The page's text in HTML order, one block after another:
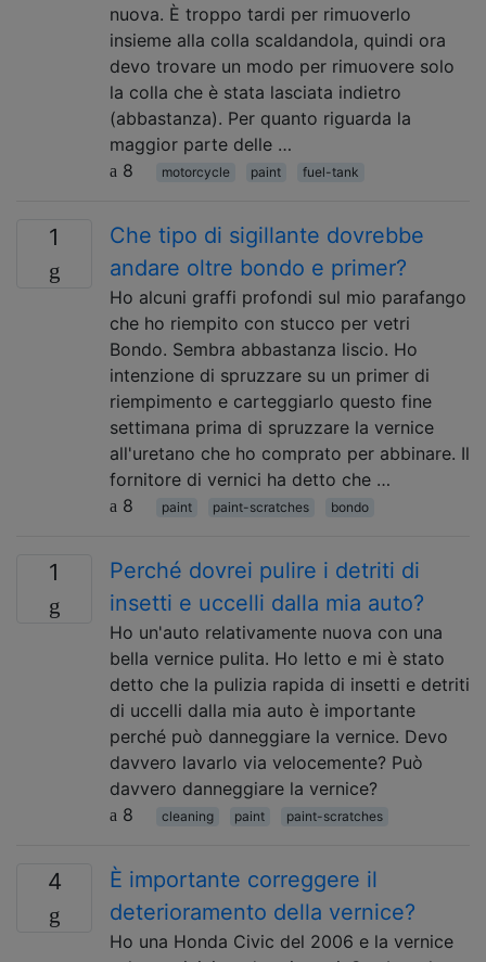
nuova. È troppo tardi per rimuoverlo
insieme alla colla scaldandola, quindi ora
devo trovare un modo per rimuovere solo
la colla che è stata lasciata indietro
(abbastanza). Per quanto riguarda la
maggior parte delle …
8
motorcycle paint fuel-tank
1
Che tipo di sigillante dovrebbe
andare oltre bondo e primer?
Ho alcuni graffi profondi sul mio parafango
che ho riempito con stucco per vetri
Bondo. Sembra abbastanza liscio. Ho
intenzione di spruzzare su un primer di
riempimento e carteggiarlo questo fine
settimana prima di spruzzare la vernice
all'uretano che ho comprato per abbinare. Il
fornitore di vernici ha detto che …
8
paint paint-scratches bondo
1
Perché dovrei pulire i detriti di
insetti e uccelli dalla mia auto?
Ho un'auto relativamente nuova con una
bella vernice pulita. Ho letto e mi è stato
detto che la pulizia rapida di insetti e detriti
di uccelli dalla mia auto è importante
perché può danneggiare la vernice. Devo
davvero lavarlo via velocemente? Può
davvero danneggiare la vernice?
8
cleaning paint paint-scratches
4
È importante correggere il
deterioramento della vernice?
Ho una Honda Civic del 2006 e la vernice